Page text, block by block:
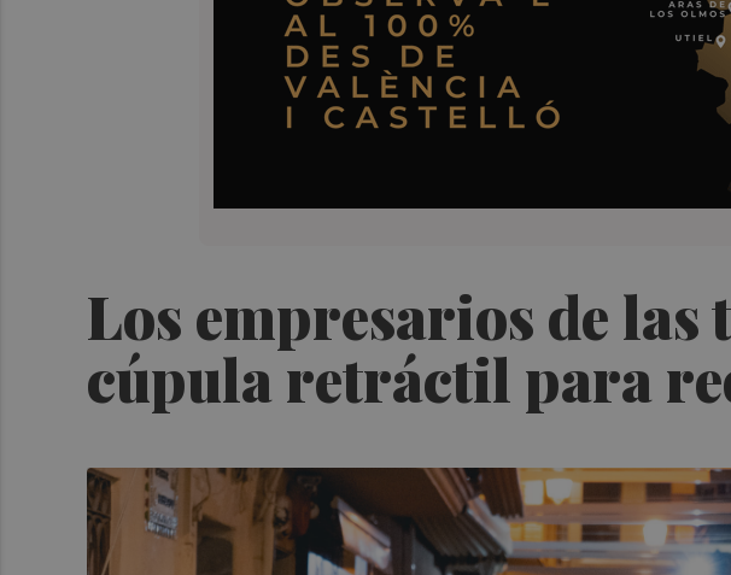
Los empresarios de
cúpula retráctil para